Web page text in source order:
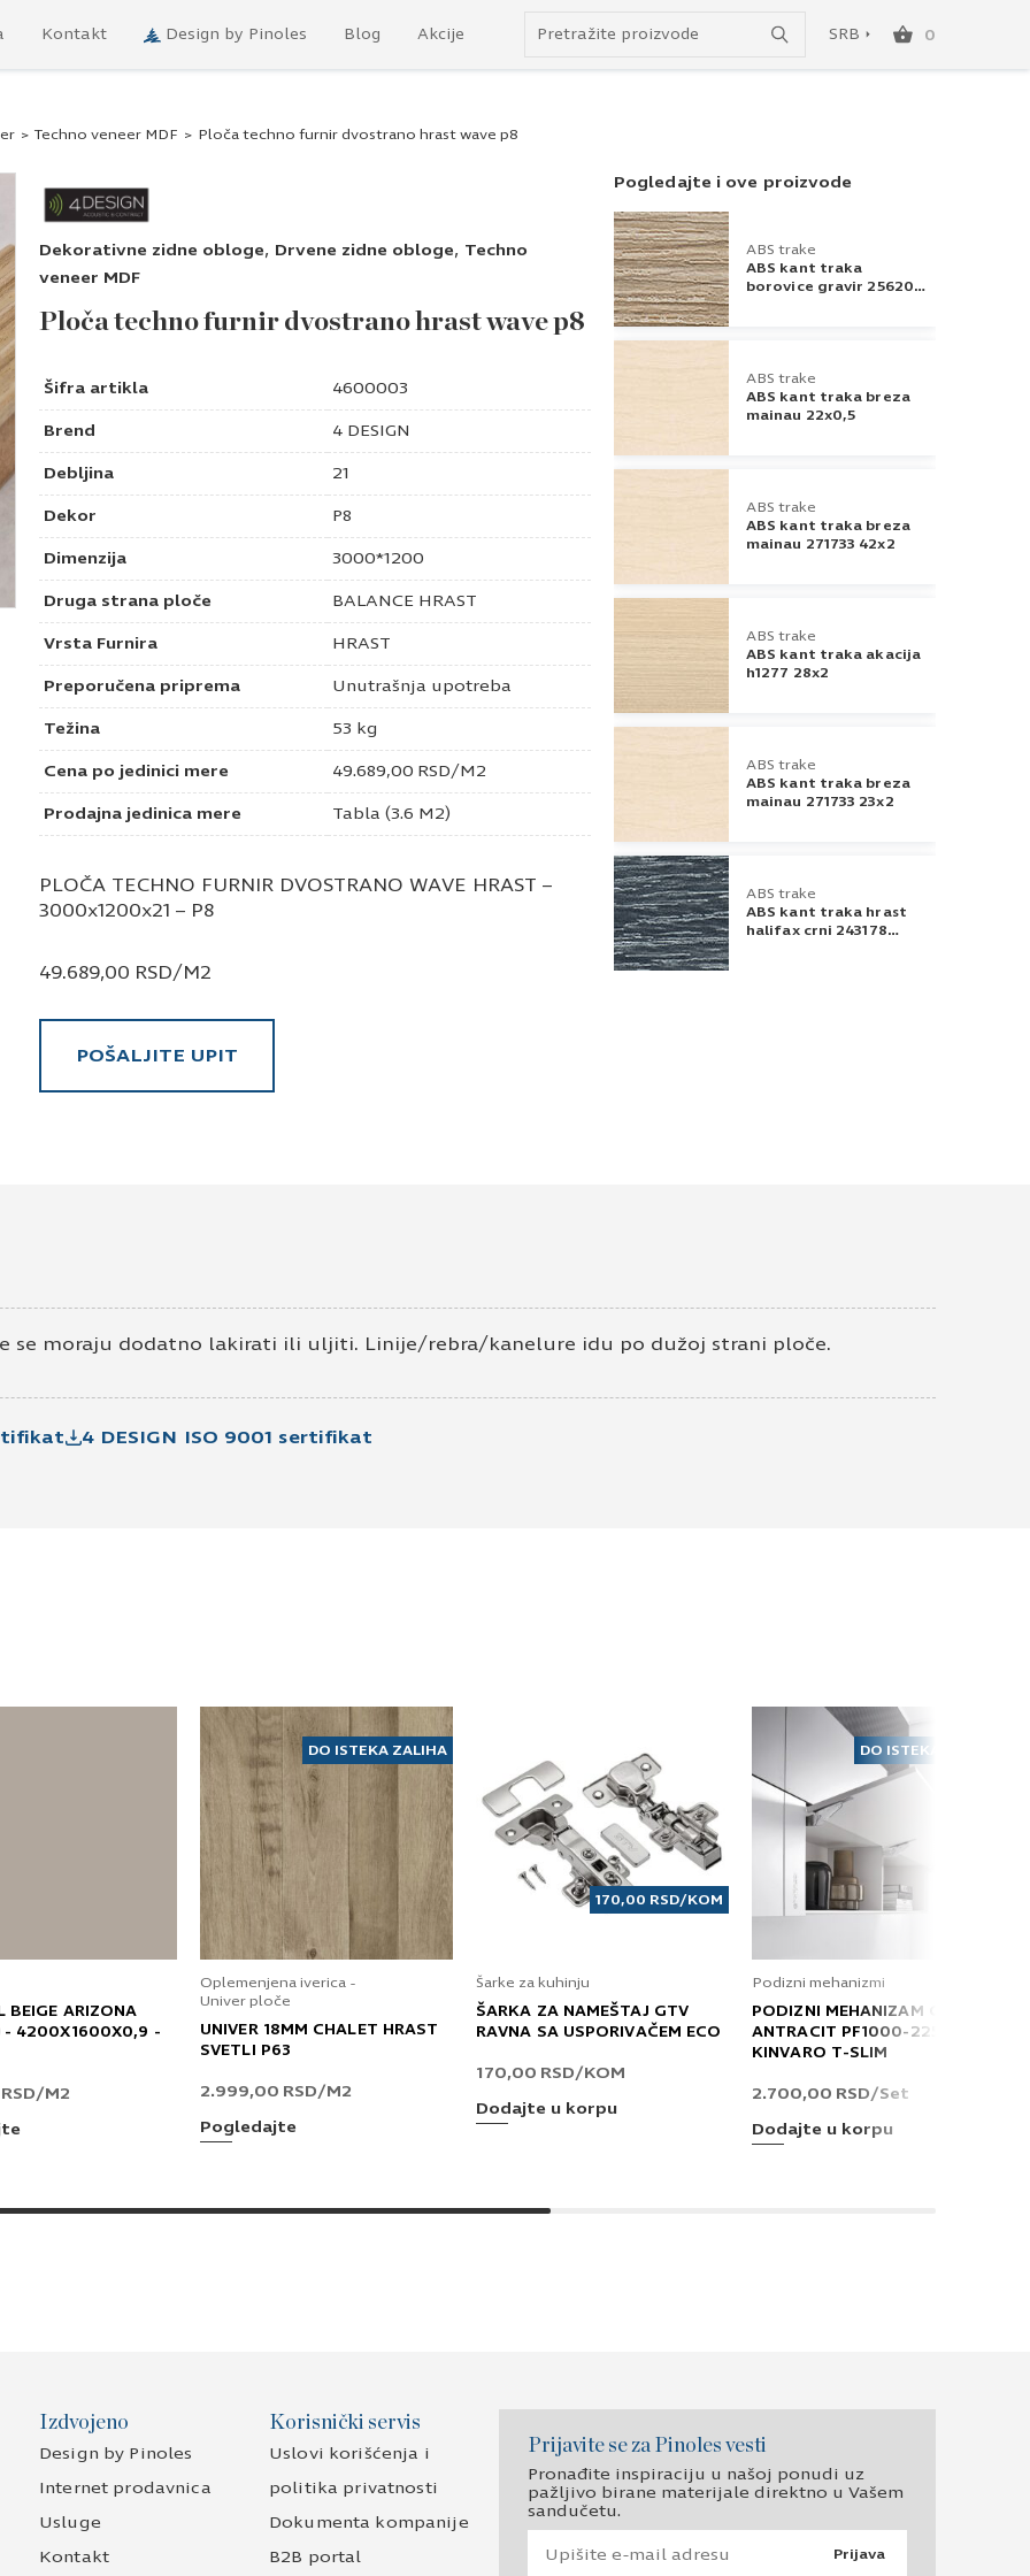
Kontakt Design by Pinoles Blog Akcije SRB 0
> Techno veneer MDF > Ploča techno furnir dvostrano hrast wave p8
Dekorativne zidne obloge, Drvene zidne obloge, Techno
veneer MDF
Ploča techno furnir dvostrano hrast wave p8
Šifra artikla 4600003
Brend 4 DESIGN
Debljina 21
Dekor P8
Dimenzija 3000*1200
Druga strana ploče BALANCE HRAST
Vrsta Furnira HRAST
Preporučena priprema Unutrašnja upotreba
Težina 53 kg
Cena po jedinici mere 49.689,00 RSD/M2
Prodajna jedinica mere Tabla (3.6 M2)
PLOČA TECHNO FURNIR DVOSTRANO WAVE HRAST –
3000x1200x21 – P8
49.689,00 RSD/M2
POŠALJITE UPIT
Pogledajte i ove proizvode
ABS trake
ABS kant traka
borovice gravir 25620
ABS trake
ABS kant traka breza
mainau 22x0,5
ABS trake
ABS kant traka breza
mainau 271733 42x2
ABS trake
ABS kant traka akacija
h1277 28x2
ABS trake
ABS kant traka breza
mainau 271733 23x2
ABS trake
ABS kant traka hrast
halifax crni 243178
se moraju dodatno lakirati ili uljiti. Linije/rebra/kanelure idu po dužoj strani ploče.
4 DESIGN ISO 9001 sertifikat
BEIGE ARIZONA
- 4200X1600X0,9 -
RSD/M2
DO ISTEKA ZALIHA
Oplemenjena iverica -
Univer ploče
UNIVER 18MM CHALET HRAST
SVETLI P63
2.999,00 RSD/M2
Pogledajte
170,00 RSD/KOM
Šarke za kuhinju
ŠARKA ZA NAMEŠTAJ GTV
RAVNA SA USPORIVAČEM ECO
170,00 RSD/KOM
Dodajte u korpu
DO ISTEKA ZALIHA
Podizni mehanizmi
PODIZNI MEHANIZAM GRASS
ANTRACIT PF1000-2250 T
KINVARO T-SLIM
2.700,00 RSD/Set
Dodajte u korpu
Izdvojeno
Design by Pinoles
Internet prodavnica
Usluge
Kontakt
Korisnički servis
Uslovi korišćenja i
politika privatnosti
Dokumenta kompanije
B2B portal
Prijavite se za Pinoles vesti
Pronađite inspiraciju u našoj ponudi uz
pažljivo birane materijale direktno u Vašem
sandučetu.
Prijava